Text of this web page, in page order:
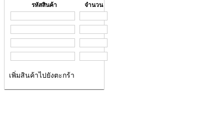
รหัสสินค้า จำนวน
เพิ่มสินค้าไปยังตะกร้า